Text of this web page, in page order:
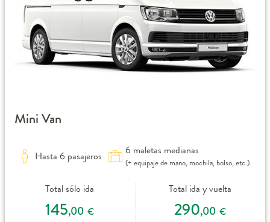
Mini Van
Hasta 6 pasajeros 6 maletas medianas
(+ equipaje de mano, mochila, bolso, etc.)
Total sólo ida
145,00 €
Total ida y vuelta
290,00 €